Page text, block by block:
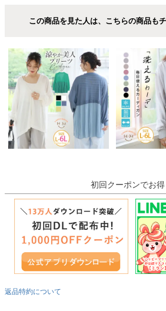
この商品を見た人は、こちらの商品も
初回クーポンでお得
返品特約について